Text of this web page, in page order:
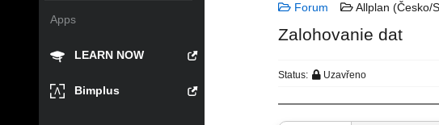
Apps
LEARN NOW
Bimplus
Forum Allplan (Česko/
Zalohovanie dat
Status: Uzavřeno